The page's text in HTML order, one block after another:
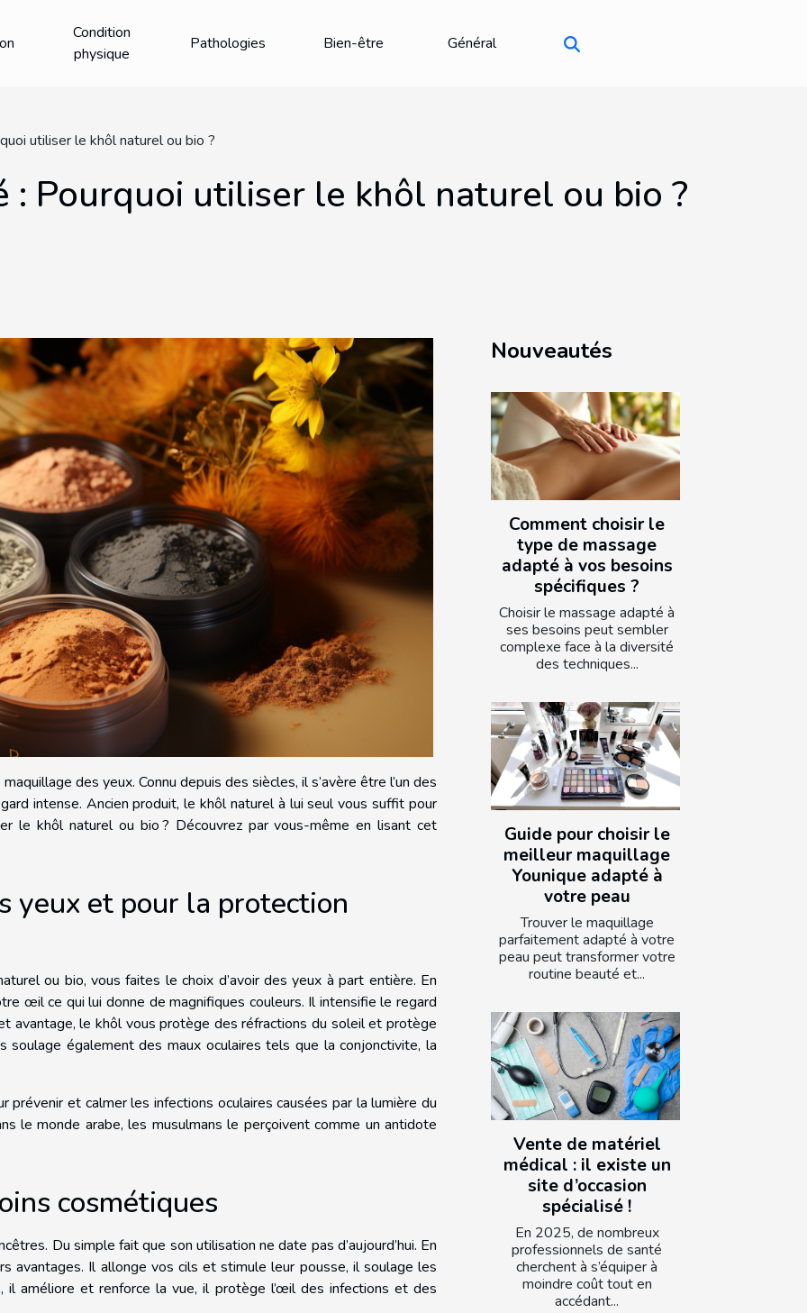
Condition
physique
Pathologies Bien-être Général
utiliser le khôl naturel ou bio ?
: Pourquoi utiliser le khôl naturel ou bio ?
des yeux. Connu depuis des siècles, il s’avère être l’un des
intense. Ancien produit, le khôl naturel à lui seul vous suffit pour
le khôl naturel ou bio ? Découvrez par vous-même en lisant cet
yeux et pour la protection
ou bio, vous faites le choix d’avoir des yeux à part entière. En
œil ce qui lui donne de magnifiques couleurs. Il intensifie le regard
avantage, le khôl vous protège des réfractions du soleil et protège
soulage également des maux oculaires tels que la conjonctivite, la
prévenir et calmer les infections oculaires causées par la lumière du
le monde arabe, les musulmans le perçoivent comme un antidote
cosmétiques
Du simple fait que son utilisation ne date pas d’aujourd’hui. En
avantages. Il allonge vos cils et stimule leur pousse, il soulage les
améliore et renforce la vue, il protège l’œil des infections et des
Nouveautés
Comment choisir le
type de massage
adapté à vos besoins
spécifiques ?
Choisir le massage adapté à
ses besoins peut sembler
complexe face à la diversité
des techniques...
Guide pour choisir le
meilleur maquillage
Younique adapté à
votre peau
Trouver le maquillage
parfaitement adapté à votre
peau peut transformer votre
routine beauté et...
Vente de matériel
médical : il existe un
site d’occasion
spécialisé !
En 2025, de nombreux
professionnels de santé
cherchent à s’équiper à
moindre coût tout en
accédant...